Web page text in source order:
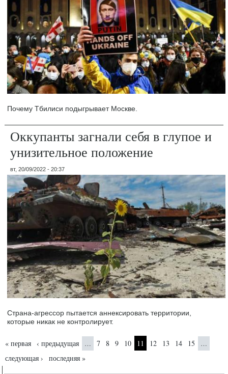
Почему Тбилиси подыгрывает Москве.
Оккупанты загнали себя в глупое и
унизительное положение
вт, 20/09/2022 - 20:37
Страна-агрессор пытается аннексировать территории,
которые никак не контролирует.
Страницы
« первая ‹ предыдущая … 7 8 9 10 11 12 13 14 15 …
следующая › последняя »